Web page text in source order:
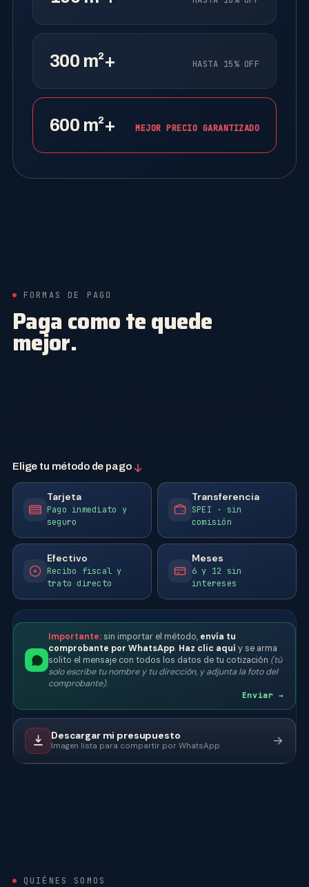
300 m²+ HASTA 15% OFF
600 m²+ MEJOR PRECIO GARANTIZADO
FORMAS DE PAGO
Paga como te quede
mejor.
Elige tu método de pago
Tarjeta
Pago inmediato y
seguro
Transferencia
SPEI · sin
comisión
Efectivo
Recibo fiscal y
trato directo
Meses
6 y 12 sin
intereses
Importante:sin importar el método, envía tu
comprobante por WhatsApp. Haz clic aquíy se arma
solito el mensaje con todos los datos de tu cotización (tú
solo escribe tu nombre y tu dirección, y adjunta la foto del
comprobante).
Enviar →
Descargar mi presupuesto
Imagen lista para compartir por WhatsApp
QUIÉNES SOMOS